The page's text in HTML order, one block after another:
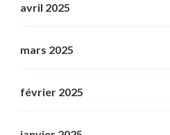
avril 2025
mars 2025
février 2025